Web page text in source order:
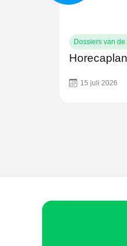
Dossiers van de
15 juli 2026